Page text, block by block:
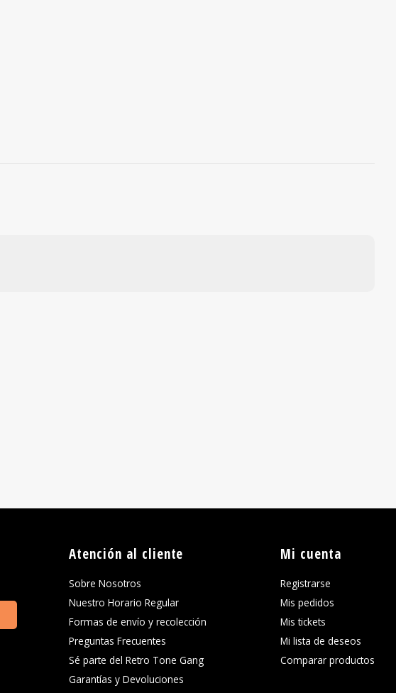
Atención al cliente
Sobre Nosotros
Nuestro Horario Regular
Formas de envío y recolección
Preguntas Frecuentes
Sé parte del Retro Tone Gang
Garantías y Devoluciones
Mi cuenta
Registrarse
Mis pedidos
Mis tickets
Mi lista de deseos
Comparar productos